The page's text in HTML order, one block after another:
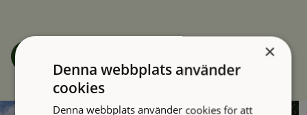
×
Denna webbplats använder
cookies
Denna webbplats använder cookies för att